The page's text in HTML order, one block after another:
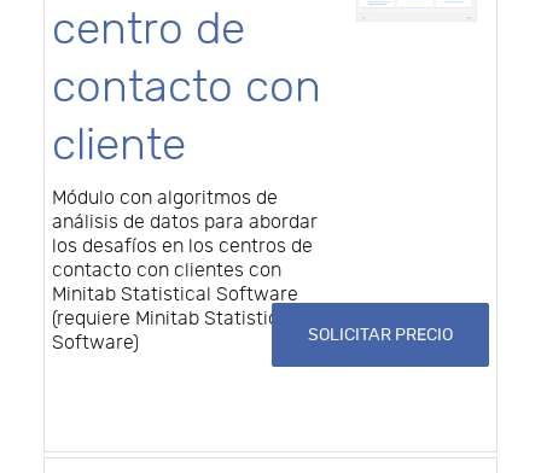
centro de
contacto con
cliente
Módulo con algoritmos de
análisis de datos para abordar
los desafíos en los centros de
contacto con clientes con
Minitab Statistical Software
(requiere Minitab Statistical
Software)
SOLICITAR PRECIO